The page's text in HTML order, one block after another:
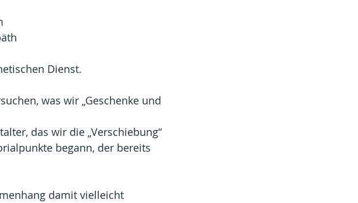
Dienst.
was wir „Geschenke und
das wir die „Verschiebung“
begann, der bereits
damit vielleicht